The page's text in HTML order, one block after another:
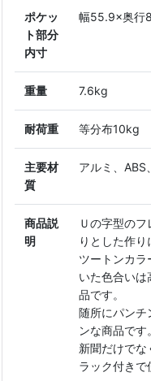
ポケッ
ト部分
内寸
幅55.9×奥行
重量 7.6kg
耐荷重 等分布10kg
主要材
質
アルミ、ABS
商品説
明
Ｕの字型の
りとした作り
ツートンカ
いた色合い
品です。
随所にパン
ンな商品です。
新聞だけでな
ラック付きで